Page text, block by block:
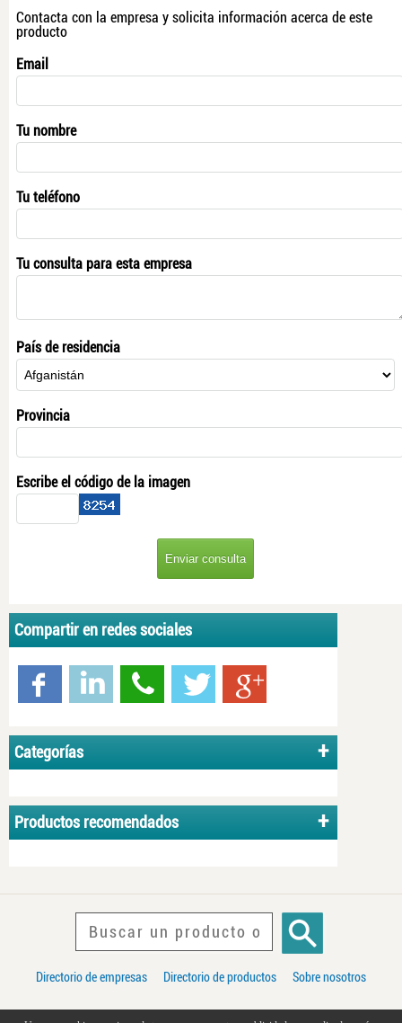
Contacta con la empresa y solicita información acerca de este
producto
Email
Tu nombre
Tu teléfono
Tu consulta para esta empresa
País de residencia
Provincia
Escribe el código de la imagen
Compartir en redes sociales
Categorías
Productos recomendados
Directorio de empresas Directorio de productos Sobre nosotros